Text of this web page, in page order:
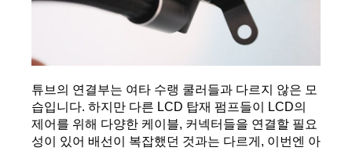
튜브의 연결부는 여타 수랭 쿨러들과 다르지 않은 모
습입니다. 하지만 다른 LCD 탑재 펌프들이 LCD의
제어를 위해 다양한 케이블, 커넥터들을 연결할 필요
성이 있어 배선이 복잡했던 것과는 다르게, 이번엔 아